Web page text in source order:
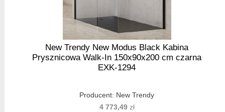
New Trendy New Modus Black Kabina
Prysznicowa Walk-In 150x90x200 cm czarna
EXK-1294
Producent: New Trendy
4 773,49zł